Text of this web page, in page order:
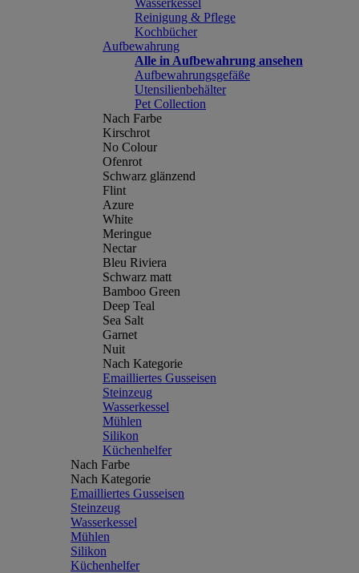
Wasserkessel
Reinigung & Pflege
Kochbücher
Aufbewahrung
Alle in Aufbewahrung ansehen
Aufbewahrungsgefäße
Utensilienbehälter
Pet Collection
Nach Farbe
Kirschrot
No Colour
Ofenrot
Schwarz glänzend
Flint
Azure
White
Meringue
Nectar
Bleu Riviera
Schwarz matt
Bamboo Green
Deep Teal
Sea Salt
Garnet
Nuit
Nach Kategorie
Emailliertes Gusseisen
Steinzeug
Wasserkessel
Mühlen
Silikon
Küchenhelfer
Nach Farbe
Nach Kategorie
Emailliertes Gusseisen
Steinzeug
Wasserkessel
Mühlen
Silikon
Küchenhelfer